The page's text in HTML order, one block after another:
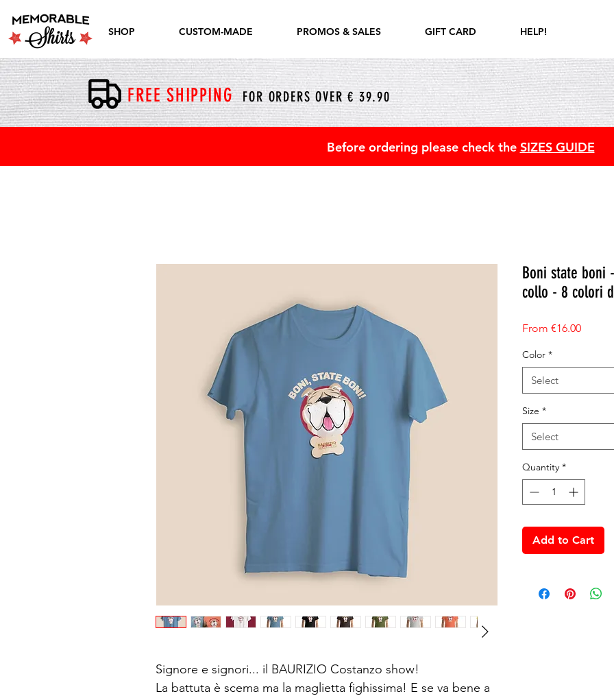
SHOP CUSTOM-MADE PROMOS & SALES GIFT CARD HELP!
FREE SHIPPING FOR ORDERS OVER € 39.90
Before ordering please check the SIZES GUIDE
Signore e signori... il BAURIZIO Costanzo show!
La battuta è scema ma la maglietta fighissima! E se va bene a
Boni state boni
collo - 8 colori
From €16.00Sale
Color *
Select
Size *
Select
Quantity *
Add to Cart